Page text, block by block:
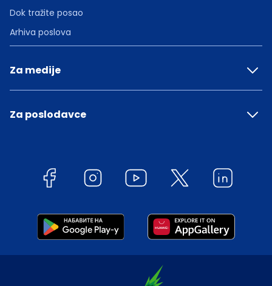
Dok tražite posao
Arhiva poslova
Za medije
Za poslodavce